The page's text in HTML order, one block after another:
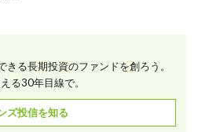
る長期投資のファンドを創ろう。
る30年目線で。
ズ投信を知る